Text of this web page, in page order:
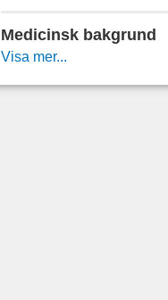
Medicinsk bakgrund
Visa mer...